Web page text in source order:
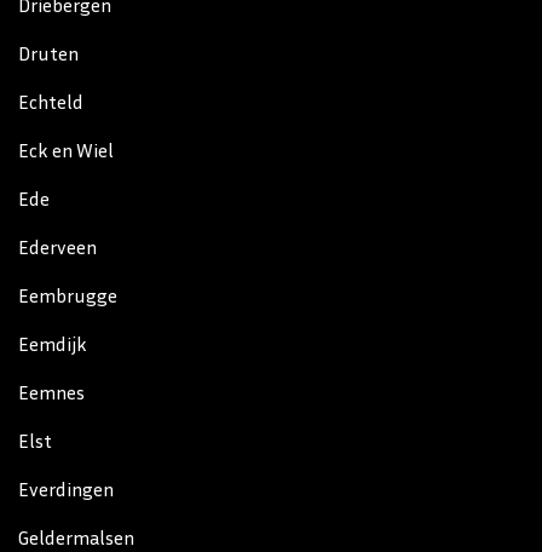
Driebergen
Druten
Echteld
Eck en Wiel
Ede
Ederveen
Eembrugge
Eemdijk
Eemnes
Elst
Everdingen
Geldermalsen